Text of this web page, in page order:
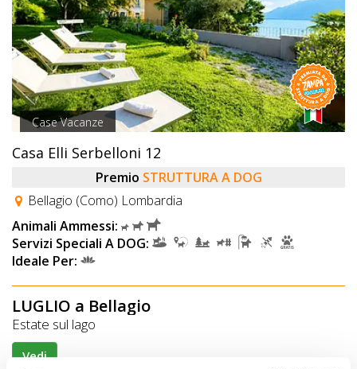
Case Vacanze
Casa Elli Serbelloni 12
Premio STRUTTURA A DOG
Bellagio (Como) Lombardia
Animali Ammessi:
Servizi Speciali A DOG:
Ideale Per:
LUGLIO a Bellagio
Estate sul lago
Vedi